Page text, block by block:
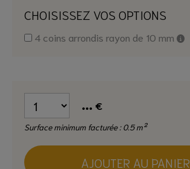
CHOISISSEZ VOS OPTIONS
4 coins arrondis rayon de 10 mm
... €
Surface minimum facturée : 0.5 m²
AJOUTER AU PANIER